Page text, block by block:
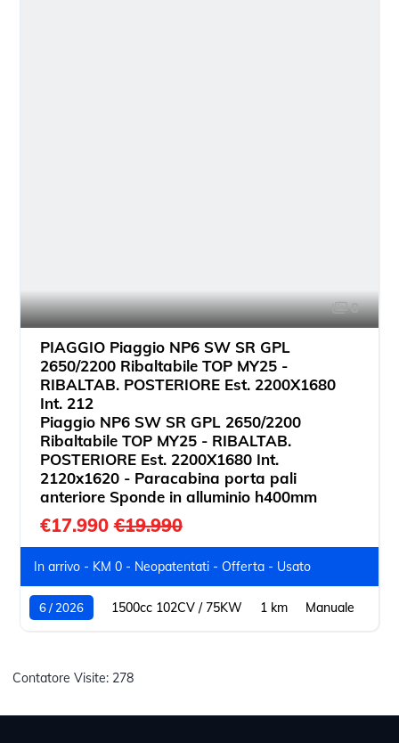
8
PIAGGIO Piaggio NP6 SW SR GPL
2650/2200 Ribaltabile TOP MY25 -
RIBALTAB. POSTERIORE Est. 2200X1680
Int. 212
Piaggio NP6 SW SR GPL 2650/2200
Ribaltabile TOP MY25 - RIBALTAB.
POSTERIORE Est. 2200X1680 Int.
2120x1620 - Paracabina porta pali
anteriore Sponde in alluminio h400mm
€17.990€19.990
In arrivo - KM 0 - Neopatentati - Offerta - Usato
6 / 2026 1500cc 102CV / 75KW 1 km Manuale
Contatore Visite: 278